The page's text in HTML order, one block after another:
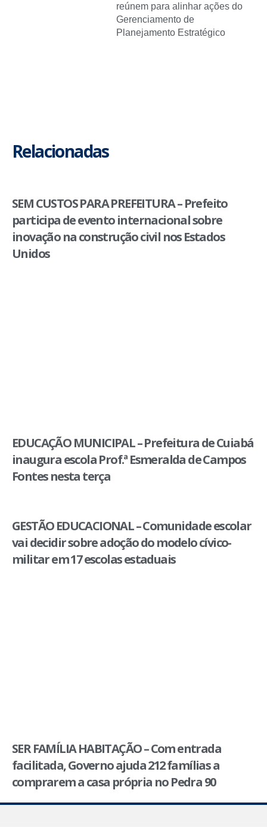
reúnem para alinhar ações do
Gerenciamento de
Planejamento Estratégico
Relacionadas
SEM CUSTOS PARA PREFEITURA – Prefeito
participa de evento internacional sobre
inovação na construção civil nos Estados
Unidos
EDUCAÇÃO MUNICIPAL – Prefeitura de Cuiabá
inaugura escola Prof.ª Esmeralda de Campos
Fontes nesta terça
GESTÃO EDUCACIONAL – Comunidade escolar
vai decidir sobre adoção do modelo cívico-
militar em 17 escolas estaduais
SER FAMÍLIA HABITAÇÃO – Com entrada
facilitada, Governo ajuda 212 famílias a
comprarem a casa própria no Pedra 90